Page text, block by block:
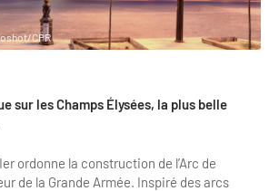
de-France
CPR
sur les Champs Élysées, la plus belle
ordonne la construction de l’Arc de
de la Grande Armée. Inspiré des arcs